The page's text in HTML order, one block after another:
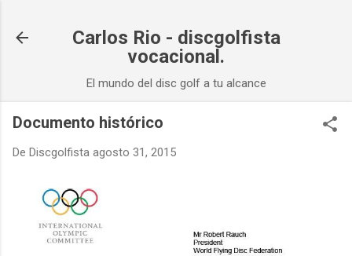
Carlos Rio - discgolfista
vocacional.
El mundo del disc golf a tu alcance
Documento histórico
De Discgolfista agosto 31, 2015